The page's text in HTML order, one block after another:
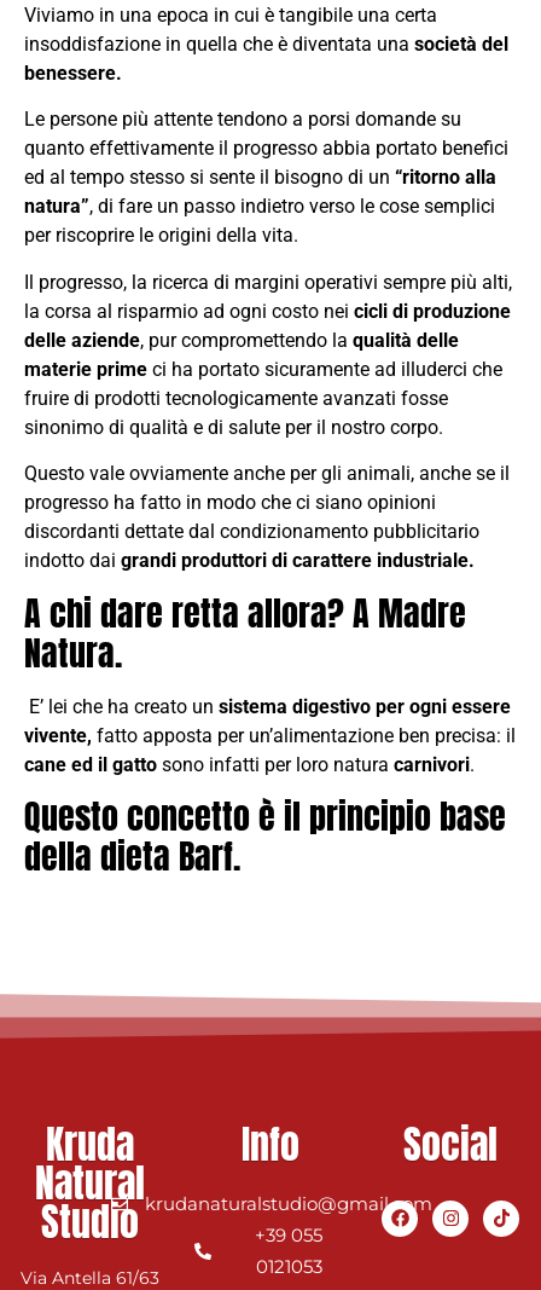
Viviamo in una epoca in cui è tangibile una certa
insoddisfazione in quella che è diventata una società del
benessere.
Le persone più attente tendono a porsi domande su
quanto effettivamente il progresso abbia portato benefici
ed al tempo stesso si sente il bisogno di un “ritorno alla
natura”, di fare un passo indietro verso le cose semplici
per riscoprire le origini della vita.
Il progresso, la ricerca di margini operativi sempre più alti,
la corsa al risparmio ad ogni costo nei cicli di produzione
delle aziende, pur compromettendo la qualità delle
materie prime ci ha portato sicuramente ad illuderci che
fruire di prodotti tecnologicamente avanzati fosse
sinonimo di qualità e di salute per il nostro corpo.
Questo vale ovviamente anche per gli animali, anche se il
progresso ha fatto in modo che ci siano opinioni
discordanti dettate dal condizionamento pubblicitario
indotto dai grandi produttori di carattere industriale.
A chi dare retta allora? A Madre
Natura.
E’ lei che ha creato un sistema digestivo per ogni essere
vivente, fatto apposta per un’alimentazione ben precisa: il
cane ed il gatto sono infatti per loro natura carnivori.
Questo concetto è il principio base
della dieta Barf.
Kruda
Natural
Studio
Via Antella 61/63
Info
krudanaturalstudio@gmail.com
+39 055
0121053
Social